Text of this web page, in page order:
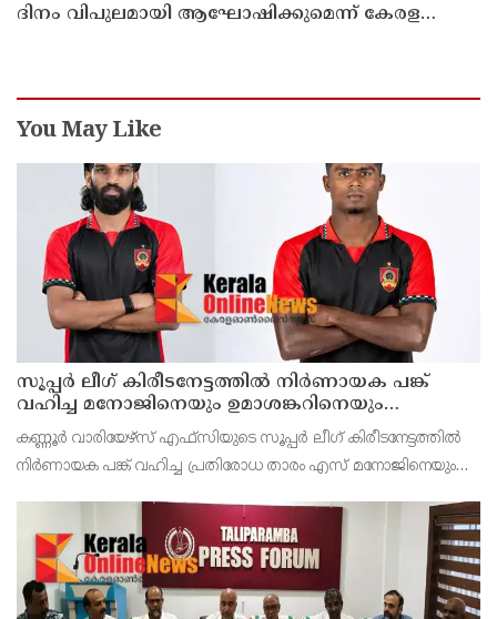
ദിനം വിപുലമായി ആഘോഷിക്കുമെന്ന് കേരള
You May Like
സൂപ്പര്‍ ലീഗ് കിരീടനേട്ടത്തില്‍ നിര്‍ണായക പങ്ക്
വഹിച്ച മനോജിനെയും ഉമാശങ്കറിനെയും
ടീമിലെത്തിച്ച് കണ്ണൂര്‍ വാരിയേഴ്‌സ് എഫ്‌സി
കണ്ണൂര്‍ വാരിയേഴ്‌സ് എഫ്‌സിയുടെ സൂപ്പര്‍ ലീഗ് കിരീടനേട്ടത്തില്‍
നിര്‍ണായക പങ്ക് വഹിച്ച പ്രതിരോധ താരം എസ് മനോജിനെയും
ഉമാശങ്കറിനെയും ടീമിലെത്തിച്ച് വാരിയേഴ്‌സ്